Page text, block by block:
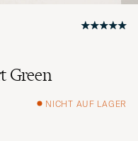
Green
NICHT AUF LAGER